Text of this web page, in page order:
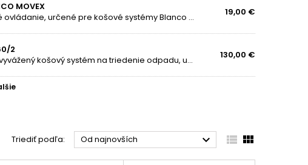
MOVEX
Blanco Movex je praktické a hygienické nožné ovládanie, určené pre košové systémy Blanco Select a všetky výsuvné dvierka kuchynských skriniek. Umožňuje pohodlné otváranie dvierok bez použitia rúk, čo oceníte najmä pri varení alebo manipulácii s...
19,00 €
2
Blanco Flexon II 60/2 je praktický a kapacitne vyvážený košový systém na triedenie odpadu, určený na zabudovanie do spodných kuchynských skriniek so zásuvkou. Kombinácia nádob 1 × 30 l a 1 × 19 l umožňuje prehľadné a efektívne triedenie odpadu v...
130,00 €
Triediť podľa: Od najnovších   